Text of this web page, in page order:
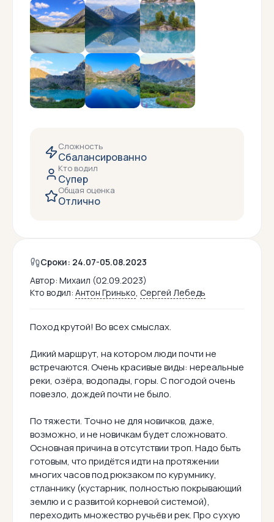
Сложность
Сбалансированно
Кто водил
Супер
Общая оценка
Отлично
Сроки: 24.07-05.08.2023
Автор: Михаил (02.09.2023)
Кто водил: Антон Гринько, Сергей Лебедь
Поход крутой! Во всех смыслах.
Дикий маршрут, на котором люди почти не
встречаются. Очень красивые виды: нереальные
реки, озёра, водопады, горы. С погодой очень
повезло, дождей почти не было.
По тяжести. Точно не для новичков, даже,
возможно, и не новичкам будет сложновато.
Основная причина в отсутствии троп. Надо быть
готовым, что придётся идти на протяжении
многих часов под рюкзаком по курумнику,
стланнику (кустарник, полностью покрывающий
землю и с развитой корневой системой),
переходить множество ручьёв и рек. Про сухую